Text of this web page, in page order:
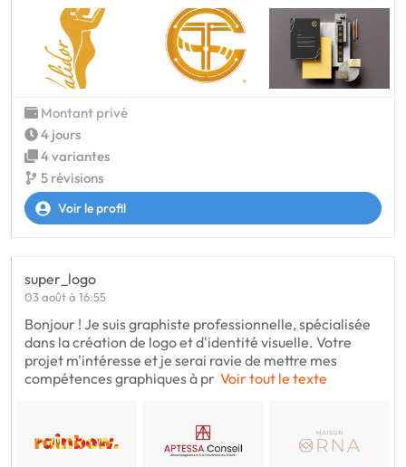
Montant privé
4 jours
4 variantes
5 révisions
Voir le profil
super_logo
03 août à 16:55
Bonjour ! Je suis graphiste professionnelle, spécialisée
dans la création de logo et d'identité visuelle. Votre
projet m'intéresse et je serai ravie de mettre mes
compétences graphiques à pr Voir tout le texte